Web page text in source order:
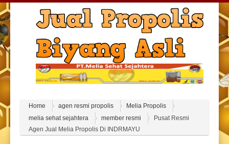
Home agen resmi propolis
Melia Propolis
melia sehat sejahtera
member resmi
Pusat Resmi
Agen Jual Melia Propolis Di INDRMAYU